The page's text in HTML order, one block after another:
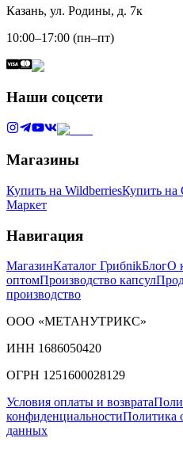
Казань, ул. Родины, д. 7к
10:00–17:00 (пн–пт)
Наши соцсети
Магазины
Купить на WildberriesКупить на
Маркет
Навигация
МагазинКаталог ГрибnikБлогО
оптомПроизводство капсул
производство
ООО «МЕТАНУТРИКС»
ИНН 1686050420
ОГРН 1251600028129
Условия оплаты и возврата
конфиденциальностиПолитика
данных